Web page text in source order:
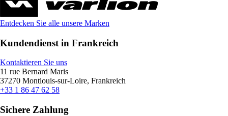
Entdecken Sie alle unsere Marken
Kundendienst in Frankreich
Kontaktieren Sie uns
11 rue Bernard Maris
37270 Montlouis-sur-Loire, Frankreich
+33 1 86 47 62 58
Sichere Zahlung